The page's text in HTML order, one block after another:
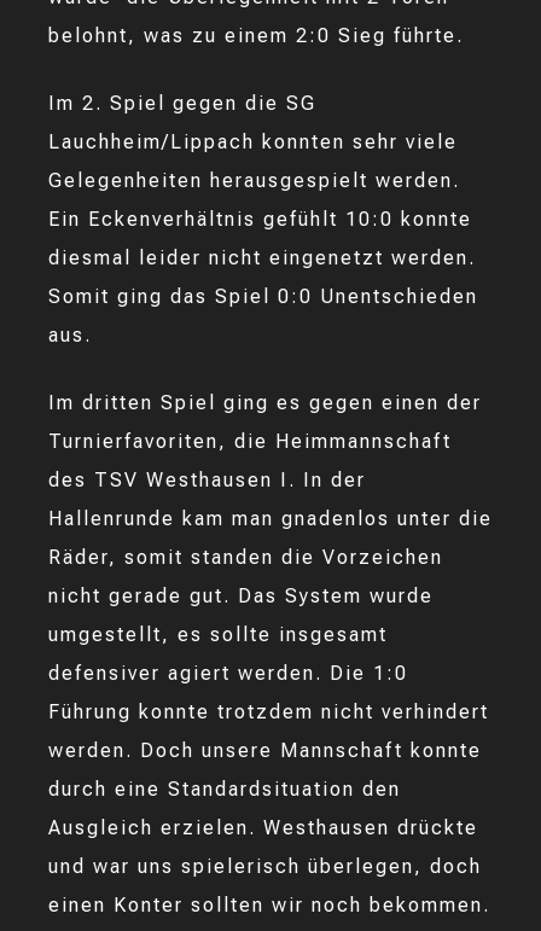
belohnt, was zu einem 2:0 Sieg führte.
Im 2. Spiel gegen die SG
Lauchheim/Lippach konnten sehr viele
Gelegenheiten herausgespielt werden.
Ein Eckenverhältnis gefühlt 10:0 konnte
diesmal leider nicht eingenetzt werden.
Somit ging das Spiel 0:0 Unentschieden
aus.
Im dritten Spiel ging es gegen einen der
Turnierfavoriten, die Heimmannschaft
des TSV Westhausen I. In der
Hallenrunde kam man gnadenlos unter die
Räder, somit standen die Vorzeichen
nicht gerade gut. Das System wurde
umgestellt, es sollte insgesamt
defensiver agiert werden. Die 1:0
Führung konnte trotzdem nicht verhindert
werden. Doch unsere Mannschaft konnte
durch eine Standardsituation den
Ausgleich erzielen. Westhausen drückte
und war uns spielerisch überlegen, doch
einen Konter sollten wir noch bekommen.